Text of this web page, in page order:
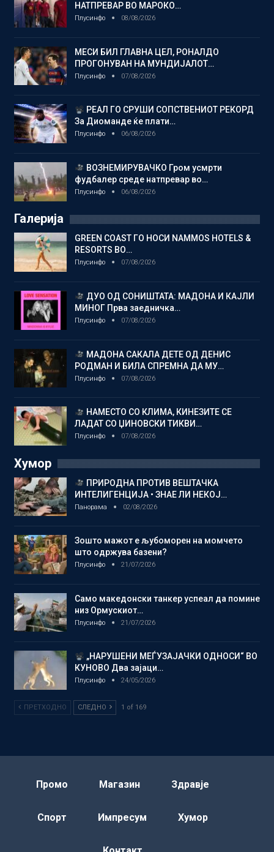
НАТПРЕВАР ВО МАРОКО…
Плусинфо 08/08/2026
МЕСИ БИЛ ГЛАВНА ЦЕЛ, РОНАЛДО
ПРОГОНУВАН НА МУНДИЈАЛОТ…
Плусинфо 07/08/2026
РЕАЛ ГО СРУШИ СОПСТВЕНИОТ РЕКОРД
За Диоманде ќе плати…
Плусинфо 06/08/2026
ВОЗНЕМИРУВАЧКО Гром усмрти
фудбалер среде натпревар во…
Плусинфо 06/08/2026
Галерија
GREEN COAST ГО НОСИ NAMMOS HOTELS &
RESORTS ВО…
Плусинфо 07/08/2026
ДУО ОД СОНИШТАТА: МАДОНА И КАЈЛИ
МИНОГ Прва заедничка…
Плусинфо 07/08/2026
МАДОНА САКАЛА ДЕТЕ ОД ДЕНИС
РОДМАН И БИЛА СПРЕМНА ДА МУ…
Плусинфо 07/08/2026
НАМЕСТО СО КЛИМА, КИНЕЗИТЕ СЕ
ЛАДАТ СО ЏИНОВСКИ ТИКВИ…
Плусинфо 07/08/2026
Хумор
ПРИРОДНА ПРОТИВ ВЕШТАЧКА
ИНТЕЛИГЕНЦИЈА • ЗНАЕ ЛИ НЕКОЈ…
Панорама 02/08/2026
Зошто мажот е љубоморен на момчето
што одржува базени?
Плусинфо 21/07/2026
Само македонски танкер успеал да помине
низ Ормускиот…
Плусинфо 21/07/2026
„НАРУШЕНИ МЕЃУЗАЈАЧКИ ОДНОСИ“ ВО
КУНОВО Два зајаци…
Плусинфо 24/05/2026
ПРЕТХОДНО СЛЕДНО 1 of 169
Промо Магазин Здравје
Спорт Импресум Хумор